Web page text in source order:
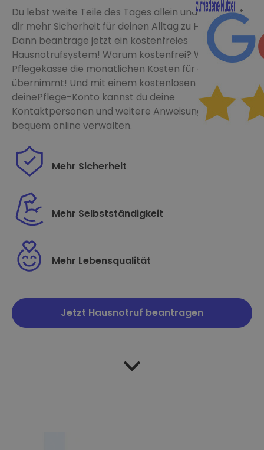
Du lebst weite Teile des Tages allein und wünschst
dir mehr Sicherheit für deinen Alltag zu Hause?
Dann beantrage jetzt ein kostenfreies
Hausnotrufsystem! Warum kostenfrei? Weil deine
Pflegekasse die monatlichen Kosten für dich
übernimmt! Und mit einem kostenlosen
deinePflege-Konto kannst du deine
Kontaktpersonen und weitere Anweisungen
bequem online verwalten.
Mehr Sicherheit
Mehr Selbstständigkeit
Mehr Lebensqualität
Jetzt Hausnotruf beantragen
Nachricht
Erreichbarkeit
Ich bin mit einer
Erreichbarkeit
Ich bin mit einer